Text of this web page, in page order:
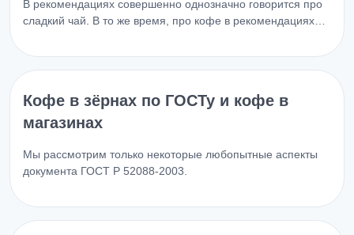
В рекомендациях совершенно однозначно говорится про
сладкий чай. В то же время, про кофе в рекомендациях…
Кофе в зёрнах по ГОСТу и кофе в
магазинах
Мы рассмотрим только некоторые любопытные аспекты
документа ГОСТ Р 52088-2003.